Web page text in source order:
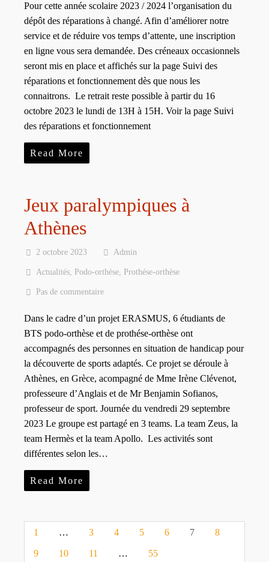
Pour cette année scolaire 2023 / 2024 l’organisation du
dépôt des réparations à changé. Afin d’améliorer notre
service et de réduire vos temps d’attente, une inscription
en ligne vous sera demandée. Des créneaux occasionnels
seront mis en place et affichés sur la page Suivi des
réparations et fonctionnement dès que nous les
connaitrons. Le retrait reste possible à partir du 16
octobre 2023 le lundi de 13H à 15H. Voir la page Suivi
des réparations et fonctionnement
Read More
Jeux paralympiques à
Athènes
2 octobre 2023 Admin
Actualités Podo-orthèse Prothése-orthèse
Pas de commentaire
Dans le cadre d’un projet ERASMUS, 6 étudiants de
BTS podo-orthèse et de prothése-orthèse ont
accompagnés des personnes en situation de handicap pour
la découverte de sports adaptés. Ce projet se déroule à
Athènes, en Grèce, acompagné de Mme Irène Clévenot,
professeure d’Anglais et de Mr Benjamin Sofianos,
professeur de sport. Journée du vendredi 29 septembre
2023 Le groupe est partagé en 3 teams. La team Zeus, la
team Hermès et la team Apollo. Les activités sont
différentes selon les…
Read More
1 … 3 4 5 6 7 8
9 10 11 … 55